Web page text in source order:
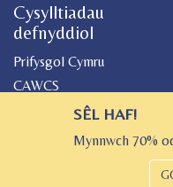
Cysylltiadau
defnyddiol
Prifysgol Cymru
CAWCS
Canolfan Peniarth
SÊL HAF!
Mynnwch 70%